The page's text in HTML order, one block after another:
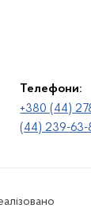
Телефони:
+380 (44)
(44) 239-63-